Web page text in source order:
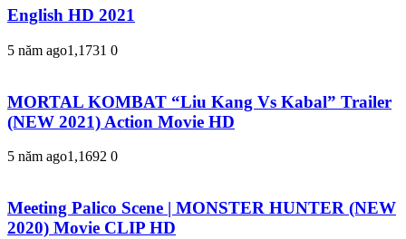
English HD 2021
5 năm ago1,1731 0
MORTAL KOMBAT “Liu Kang Vs Kabal” Trailer
(NEW 2021) Action Movie HD
5 năm ago1,1692 0
Meeting Palico Scene | MONSTER HUNTER (NEW
2020) Movie CLIP HD